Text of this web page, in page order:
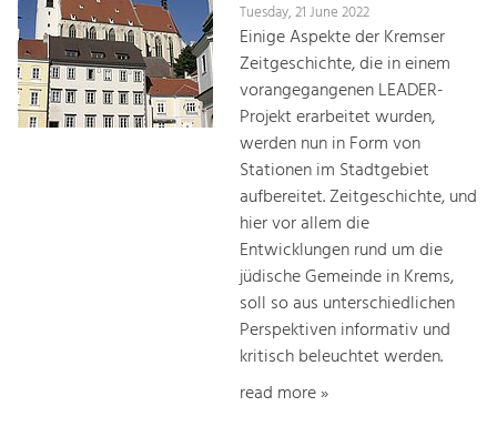
Tuesday, 21 June 2022
Einige Aspekte der Kremser
Zeitgeschichte, die in einem
vorangegangenen LEADER-
Projekt erarbeitet wurden,
werden nun in Form von
Stationen im Stadtgebiet
aufbereitet. Zeitgeschichte, und
hier vor allem die
Entwicklungen rund um die
jüdische Gemeinde in Krems,
soll so aus unterschiedlichen
Perspektiven informativ und
kritisch beleuchtet werden.
read more »